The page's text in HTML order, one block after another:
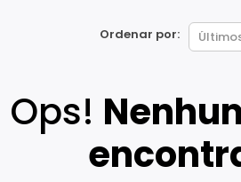
Ordenar por:
Ops!